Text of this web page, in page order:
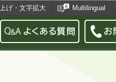
げ・文字拡大 Multilingual